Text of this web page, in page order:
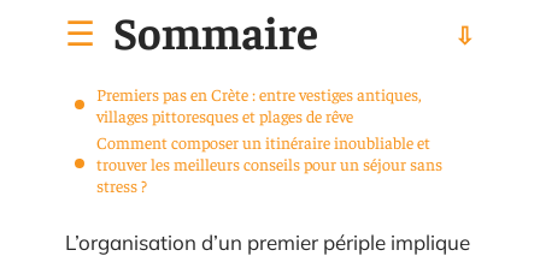
Sommaire
Premiers pas en Crète : entre vestiges antiques,
villages pittoresques et plages de rêve
Comment composer un itinéraire inoubliable et
trouver les meilleurs conseils pour un séjour sans
stress ?
L’organisation d’un premier périple implique